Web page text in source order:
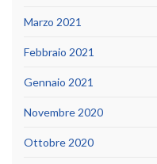
Marzo 2021
Febbraio 2021
Gennaio 2021
Novembre 2020
Ottobre 2020